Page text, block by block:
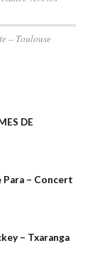
– Toulouse
DE
Para – Concert
– Txaranga